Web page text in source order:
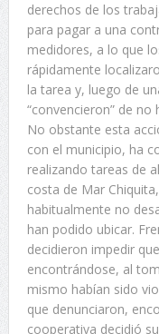
derechos de los
para pagar a una
medidores, a lo que
rápidamente
la tarea y, luego de
“convencieron” de
No obstante esta
con el municipio, ha
realizando tareas de
costa de Mar
habitualmente no
han podido ubicar.
decidieron impedir
encontrándose, al
mismo habían sido
que denunciaron,
cooperativa decidió